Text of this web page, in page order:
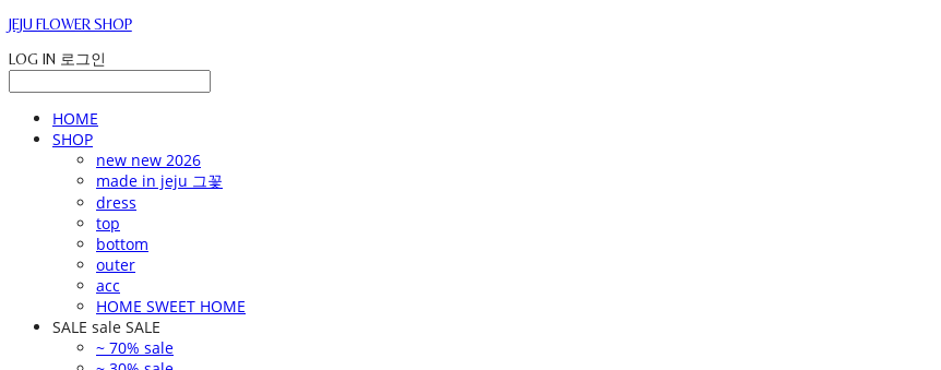
JEJU FLOWER SHOP
LOG IN 로그인
HOME
SHOP
new new 2026
made in jeju 그꽃
dress
top
bottom
outer
acc
HOME SWEET HOME
SALE sale SALE
~ 70% sale